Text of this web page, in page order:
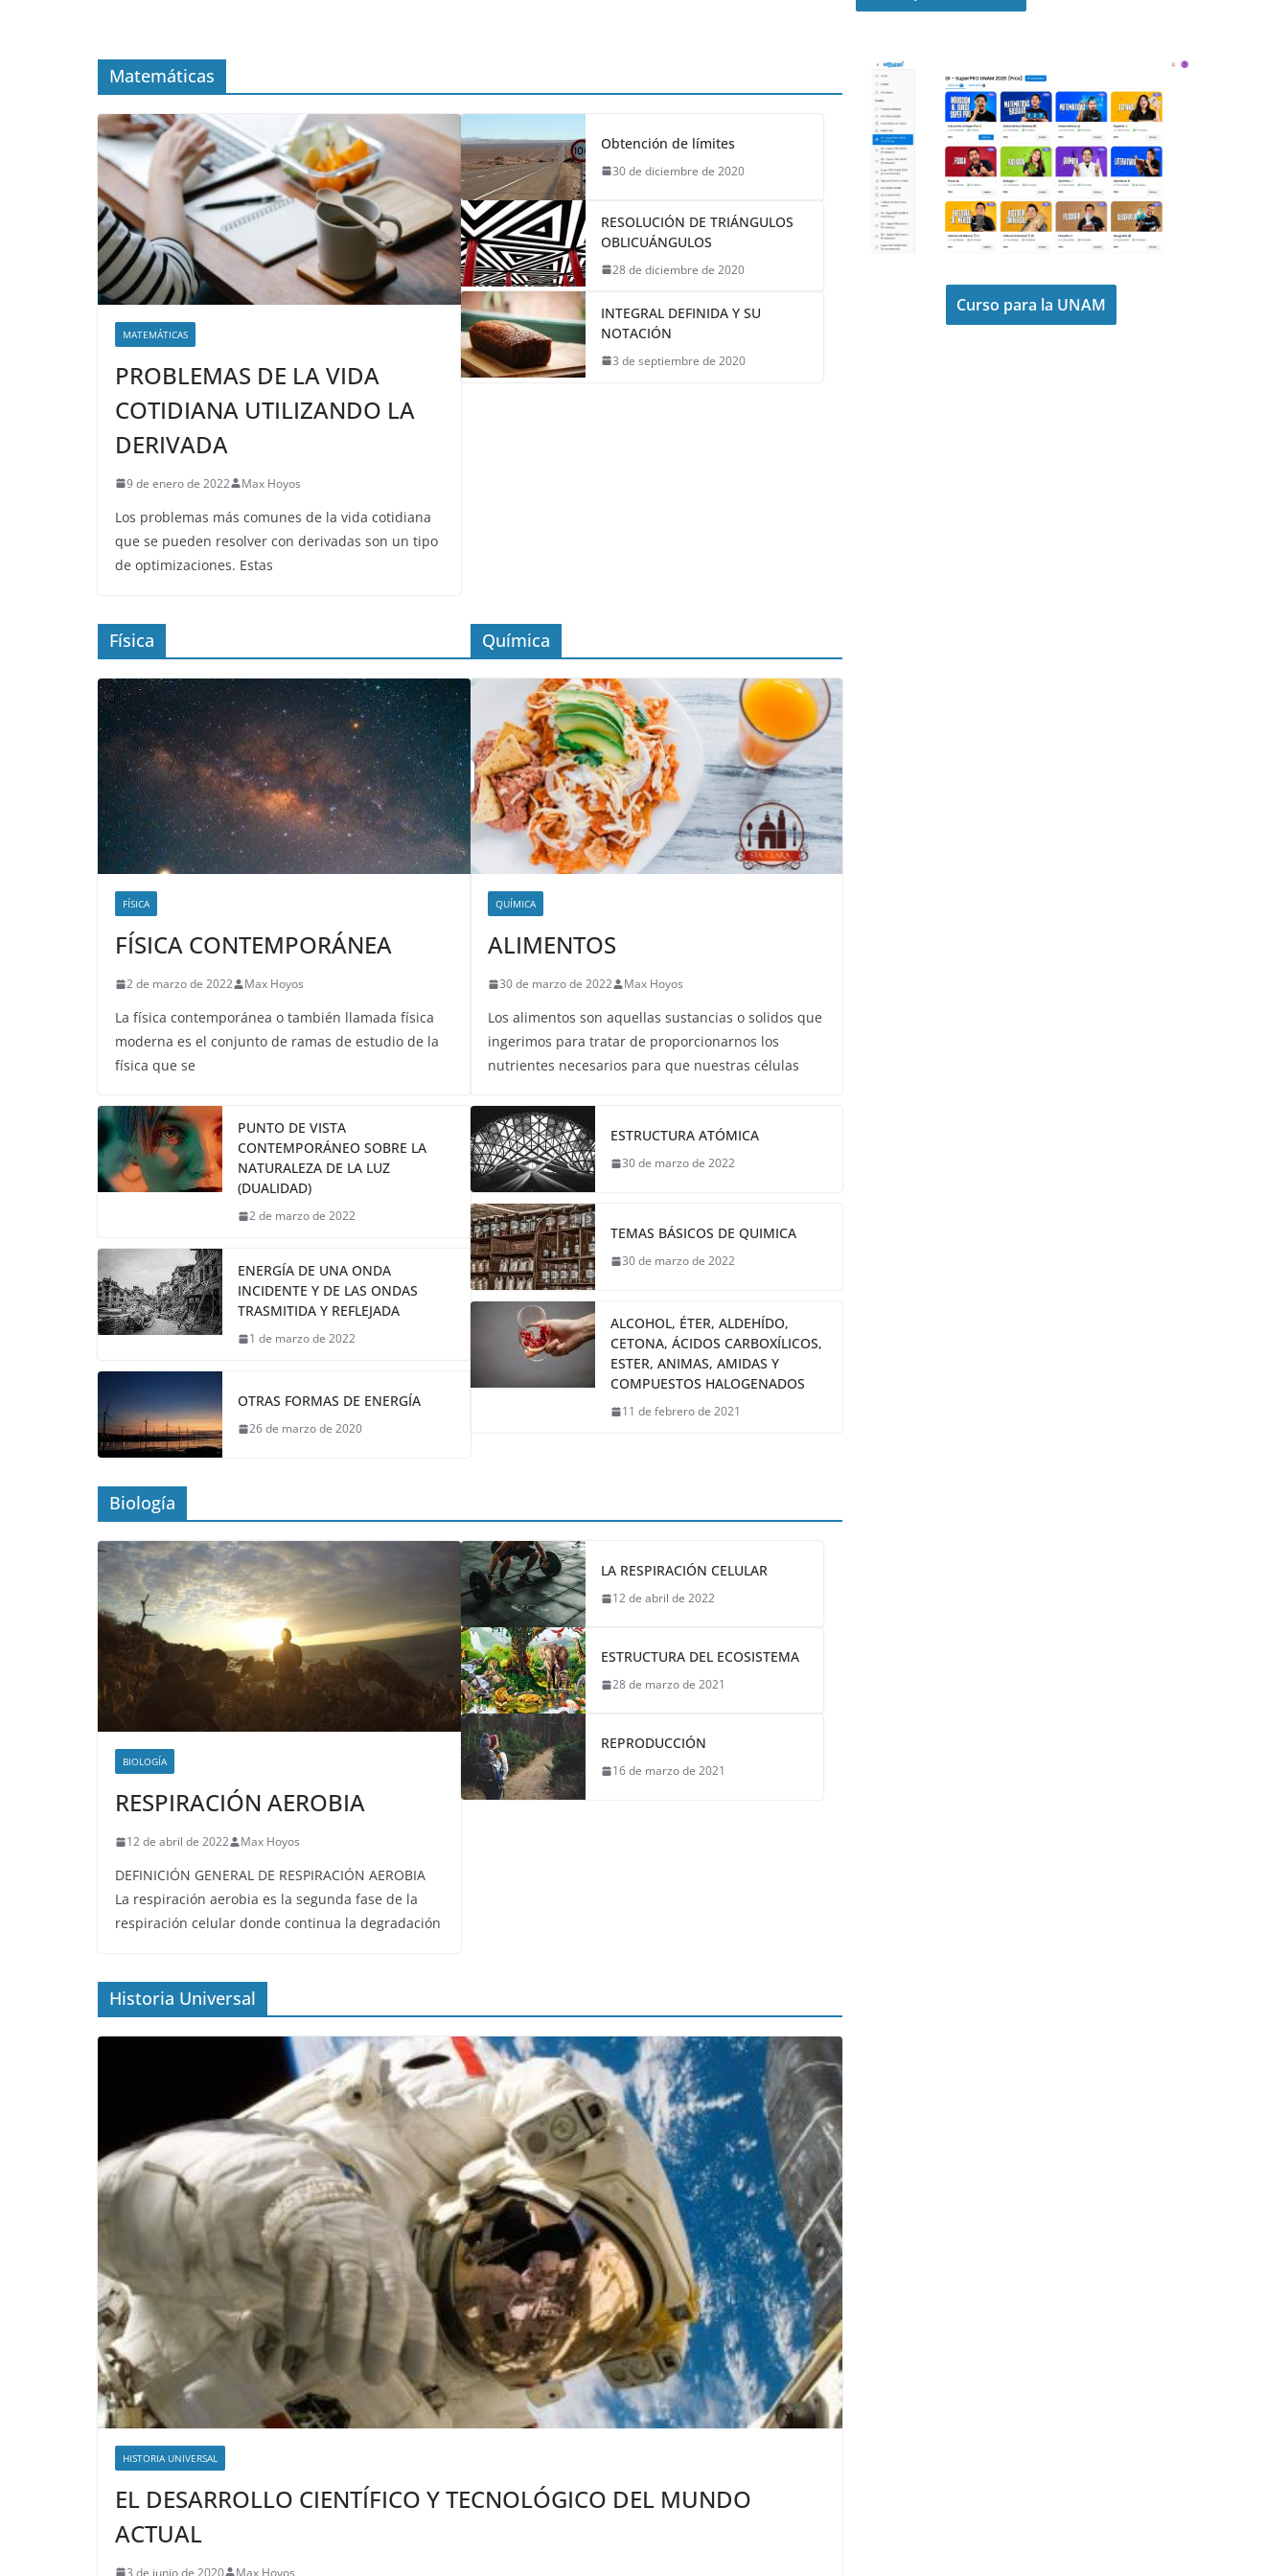
Matemáticas
MATEMÁTICAS
PROBLEMAS DE LA VIDA
COTIDIANA UTILIZANDO LA
DERIVADA
9 de enero de 2022 Max Hoyos
Los problemas más comunes de la vida cotidiana
que se pueden resolver con derivadas son un tipo
de optimizaciones. Estas
Obtención de límites
30 de diciembre de 2020
RESOLUCIÓN DE TRIÁNGULOS
OBLICUÁNGULOS
28 de diciembre de 2020
INTEGRAL DEFINIDA Y SU
NOTACIÓN
3 de septiembre de 2020
Física
FÍSICA
FÍSICA CONTEMPORÁNEA
2 de marzo de 2022 Max Hoyos
La física contemporánea o también llamada física
moderna es el conjunto de ramas de estudio de la
física que se
PUNTO DE VISTA
CONTEMPORÁNEO SOBRE LA
NATURALEZA DE LA LUZ
(DUALIDAD)
2 de marzo de 2022
ENERGÍA DE UNA ONDA
INCIDENTE Y DE LAS ONDAS
TRASMITIDA Y REFLEJADA
1 de marzo de 2022
OTRAS FORMAS DE ENERGÍA
26 de marzo de 2020
Química
QUÍMICA
ALIMENTOS
30 de marzo de 2022 Max Hoyos
Los alimentos son aquellas sustancias o solidos que
ingerimos para tratar de proporcionarnos los
nutrientes necesarios para que nuestras células
ESTRUCTURA ATÓMICA
30 de marzo de 2022
TEMAS BÁSICOS DE QUIMICA
30 de marzo de 2022
ALCOHOL, ÉTER, ALDEHÍDO,
CETONA, ÁCIDOS CARBOXÍLICOS,
ESTER, ANIMAS, AMIDAS Y
COMPUESTOS HALOGENADOS
11 de febrero de 2021
Biología
BIOLOGÍA
RESPIRACIÓN AEROBIA
12 de abril de 2022 Max Hoyos
DEFINICIÓN GENERAL DE RESPIRACIÓN AEROBIA
La respiración aerobia es la segunda fase de la
respiración celular donde continua la degradación
LA RESPIRACIÓN CELULAR
12 de abril de 2022
ESTRUCTURA DEL ECOSISTEMA
28 de marzo de 2021
REPRODUCCIÓN
16 de marzo de 2021
Historia Universal
HISTORIA UNIVERSAL
EL DESARROLLO CIENTÍFICO Y TECNOLÓGICO DEL MUNDO
ACTUAL
3 de junio de 2020 Max Hoyos
Curso para la UNAM